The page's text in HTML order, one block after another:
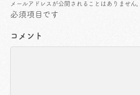
メールアドレスが公開されることはありません。
必須項目です
コメント